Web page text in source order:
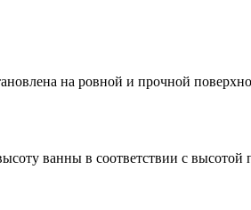
на ровной и прочной
ванны в соответствии с высотой